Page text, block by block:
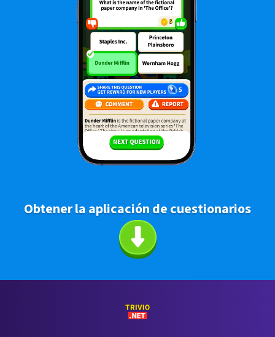
Obtener la aplicación de cuestionarios